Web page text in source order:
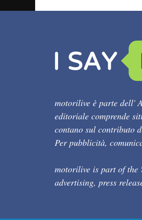
motorilive è parte dell'
editoriale comprende
contano sul contributo
Per pubblicità,
motorilive is part of the
advertising, press